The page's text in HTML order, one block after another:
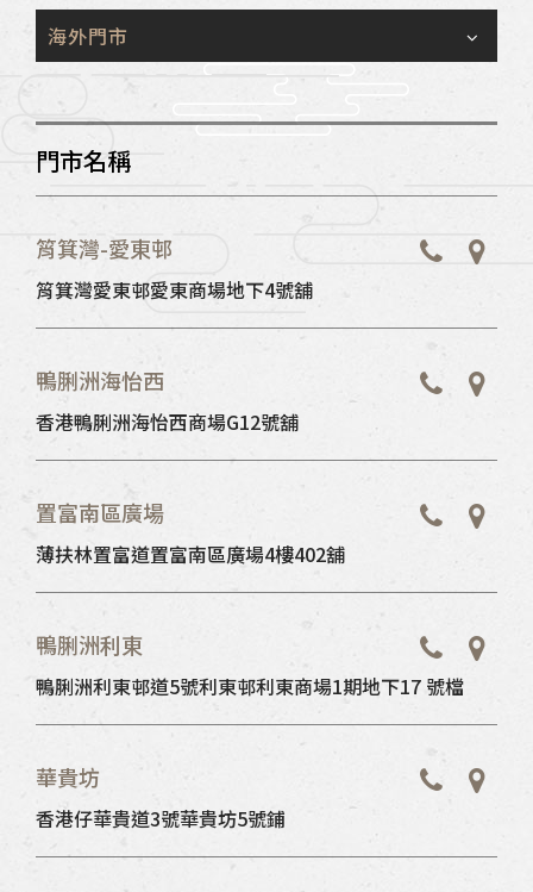
海外門市
門市名稱
筲箕灣-愛東邨
筲箕灣愛東邨愛東商場地下4號舖
鴨脷洲海怡西
香港鴨脷洲海怡西商場G12號舖
置富南區廣場
薄扶林置富道置富南區廣場4樓402舖
鴨脷洲利東
鴨脷洲利東邨道5號利東邨利東商場1期地下17 號檔
華貴坊
香港仔華貴道3號華貴坊5號鋪